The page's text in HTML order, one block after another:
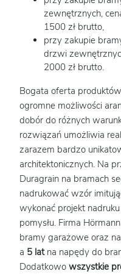
zewnętrznych,
1500 zł brutto,
przy zakupie
drzwi
2000 zł brutto.
Bogata oferta
ogromne możliwości
dobór do różnych
rozwiązań umożliwia
zarazem bardzo
architektonicznych. Na
Duragrain na bramach
nadrukować wzór
wykonać projekt
pomysłu. Firma
bramy garażowe oraz
a 5 latna napędy do
Dodatkowo wszystkie